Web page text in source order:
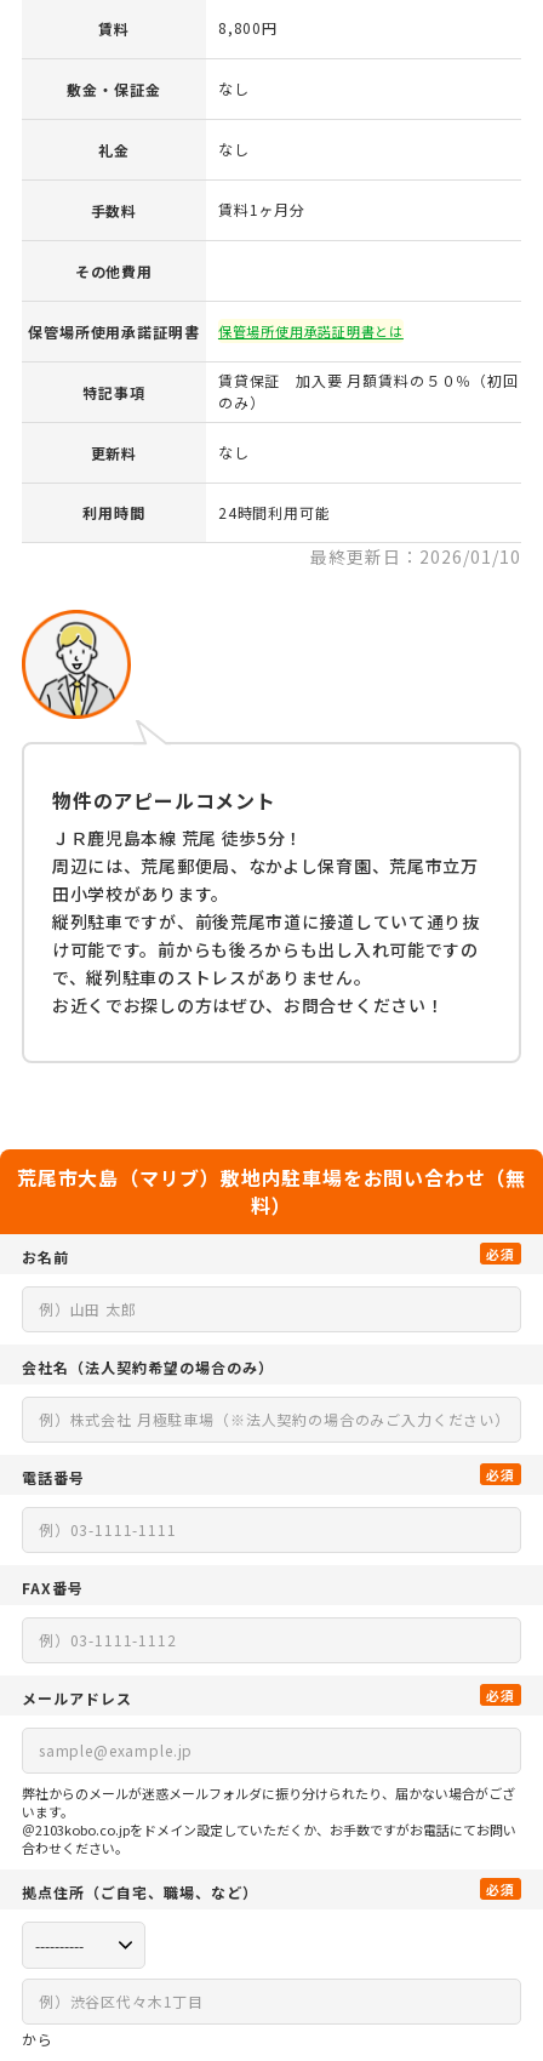
賃料 8,800円
敷金・保証金 なし
礼金 なし
手数料 賃料1ヶ月分
その他費用
保管場所使用承諾証明書 保管場所使用承諾証明書とは
特記事項
賃貸保証 加入要 月額賃料の５０％（初回
のみ）
更新料 なし
利用時間 24時間利用可能
最終更新日：2026/01/10
物件のアピールコメント
ＪＲ鹿児島本線 荒尾 徒歩5分！
周辺には、荒尾郵便局、なかよし保育園、荒尾市立万
田小学校があります。
縦列駐車ですが、前後荒尾市道に接道していて通り抜
け可能です。前からも後ろからも出し入れ可能ですの
で、縦列駐車のストレスがありません。
お近くでお探しの方はぜひ、お問合せください！
荒尾市大島（マリブ）敷地内駐車場をお問い合わせ（無
料）
お名前 必須
会社名 （法人契約希望の場合のみ）
電話番号 必須
FAX番号
メールアドレス 必須
弊社からのメールが迷惑メールフォルダに振り分けられたり、届かない場合がござ
います。
＠2103kobo.co.jpをドメイン設定していただくか、お手数ですがお電話にてお問い
合わせください。
拠点住所 （ご自宅、 職場、など） 必須
から